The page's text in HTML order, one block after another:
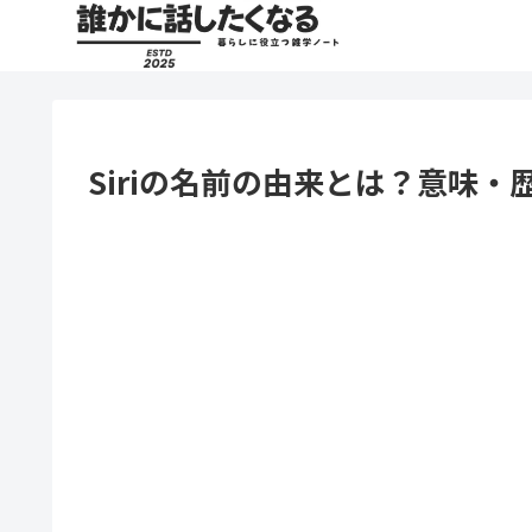
Siriの名前の由来とは？意味・